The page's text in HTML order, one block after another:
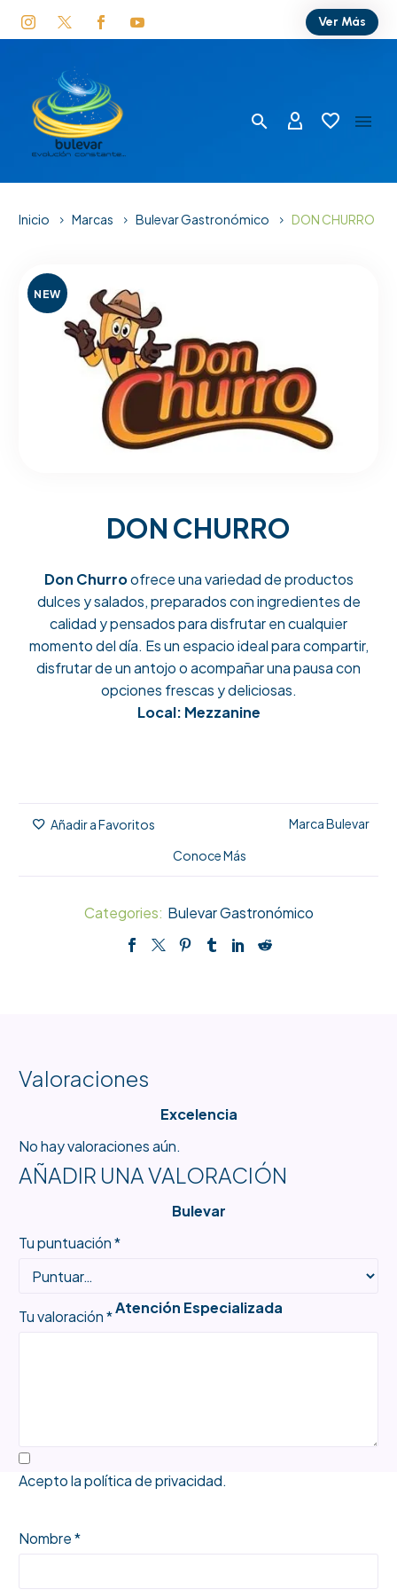
Ver Más
Inicio Marcas Bulevar Gastronómico DON CHURRO
NEW
DON CHURRO
Don Churroofrece una variedad de productos
dulces y salados, preparados con ingredientes de
calidad y pensados para disfrutar en cualquier
momento del día. Es un espacio ideal para compartir,
disfrutar de un antojo o acompañar una pausa con
opciones frescas y deliciosas.
Local: Mezzanine
Añadir a Favoritos
Marca Bulevar
Conoce Más
Categories: Bulevar Gastronómico
Excelencia
Bulevar
Atención Especializada
Valoraciones
No hay valoraciones aún.
AÑADIR UNA VALORACIÓN
Tu puntuación*
Tu valoración*
Acepto lapolítica de privacidad.
Nombre *